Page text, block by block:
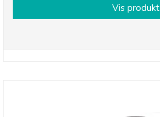
Vis produkt